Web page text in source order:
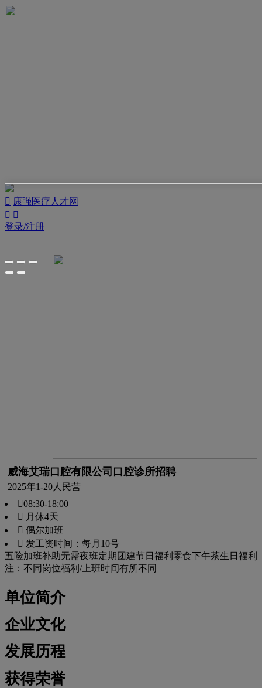
 康强医疗人才网
 
登录/注册
威海艾瑞口腔有限公司口腔诊所招聘
2025年1-20人 民营
08:30-18:00
 月休4天
 偶尔加班
 发工资时间：每月10号
五险加班补助无需夜班定期团建节日福利 零食下午茶生日福利
注：不同岗位福利/上班时间有所不同
单位简介
企业文化
发展历程
获得荣誉